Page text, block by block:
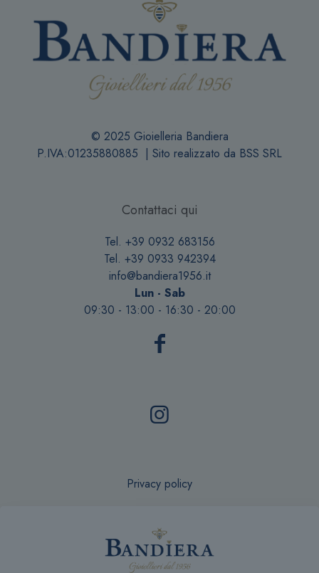
© 2025 Gioielleria Bandiera
P.IVA:01235880885 | Sito realizzato da BSS SRL
Contattaci qui
Tel. +39 0932 683156
Tel. +39 0933 942394
info@bandiera1956.it
Lun - Sab
09:30 - 13:00 - 16:30 - 20:00
Privacy policy
Recesso online